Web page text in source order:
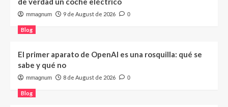
mmagnum 9 de August de 2026 0
Blog
El primer aparato de OpenAI es una rosquilla: qué se
sabe y qué no
mmagnum 8 de August de 2026 0
Blog